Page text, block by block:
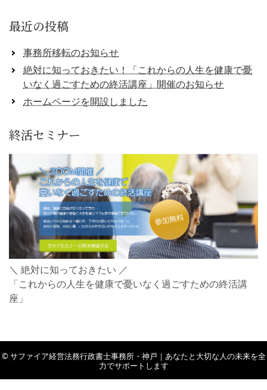
最近の投稿
事務所移転のお知らせ
絶対に知っておきたい！「これからの人生を健康で憂
いなく過ごすための終活講座」開催のお知らせ
ホームページを開設しました
終活セミナー
＼ 絶対に知っておきたい ／
「これからの人生を健康で憂いなく過ごすための終活講
座」
© サファイア経営法務行政書士事務所・神戸｜あなたと大切な人の未来を全
力でサポートします